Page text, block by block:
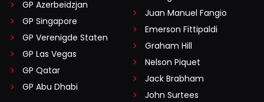
GP Azerbeidzjan
GP Singapore
GP Verenigde Staten
GP Las Vegas
GP Qatar
GP Abu Dhabi
Juan Manuel Fangio
Emerson Fittipaldi
Graham Hill
Nelson Piquet
Jack Brabham
John Surtees